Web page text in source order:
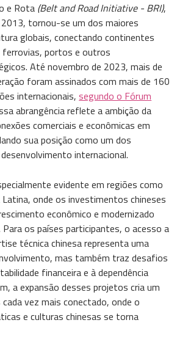
e Rota (Belt and Road Initiative - BRI),
2013, tornou-se um dos maiores
globais, conectando continentes
ferrovias, portos e outros
Até novembro de 2023, mais de
foram assinados com mais de 160
internacionais,segundo o Fórum
abrangência reflete a ambição da
comerciais e econômicas em
sua posição como um dos
internacional.
evidente em regiões como
onde os investimentos chineses
econômico e modernizado
os países participantes, o acesso a
técnica chinesa representa uma
mas também traz desafios
financeira e à dependência
a expansão desses projetos cria um
vez mais conectado, onde o
e culturas chinesas se torna